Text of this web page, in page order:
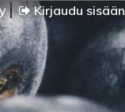
Kirjaudu sisään